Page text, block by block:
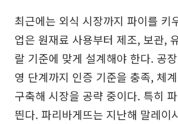
최근에는 외식 시장까지 파이를 키
업은 원재료 사용부터 제조, 보관,
랄 기준에 맞게 설계해야 한다. 공
영 단계까지 인증 기준을 충족, 체
구축해 시장을 공략 중이다. 특히
띈다. 파리바게뜨는 지난해 말레이